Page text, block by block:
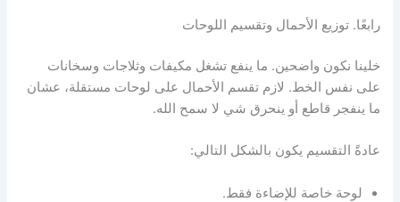
رابعًا. توزيع الأحمال وتقسيم اللوحات
خلينا نكون واضحين. ما ينفع تشغل مكيفات وثلاجات وسخانات
على نفس الخط. لازم تقسم الأحمال على لوحات مستقلة، عشان
ما ينفجر قاطع أو ينحرق شي لا سمح الله.
عادةً التقسيم يكون بالشكل التالي:
لوحة خاصة للإضاءة فقط.